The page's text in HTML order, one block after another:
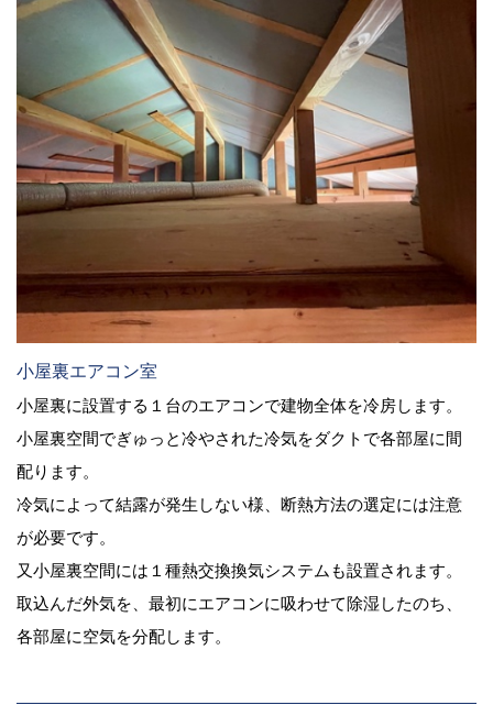
小屋裏エアコン室
小屋裏に設置する１台のエアコンで建物全体を冷房します。
小屋裏空間でぎゅっと冷やされた冷気をダクトで各部屋に間
配ります。
冷気によって結露が発生しない様、断熱方法の選定には注意
が必要です。
又小屋裏空間には１種熱交換換気システムも設置されます。
取込んだ外気を、最初にエアコンに吸わせて除湿したのち、
各部屋に空気を分配します。